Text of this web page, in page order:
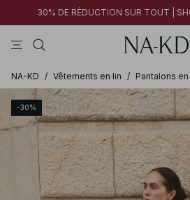
30% DE RÉDUCTION SUR TOUT |
NA-KD / Vêtements en lin / Pantalons en
-30%